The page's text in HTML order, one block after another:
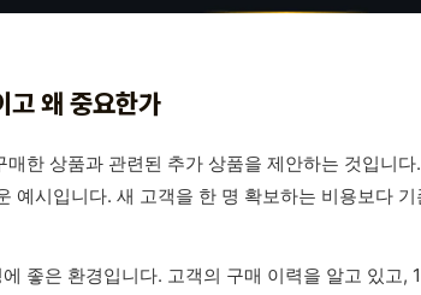
고 왜 중요한가
한 상품과 관련된 추가 상품을 제안하는 것입니
예시입니다. 새 고객을 한 명 확보하는 비용보다
좋은 환경입니다. 고객의 구매 이력을 알고 있고,